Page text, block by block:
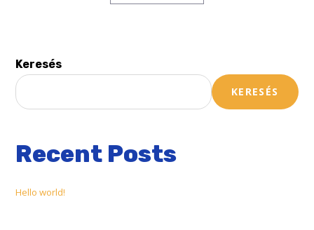
Keresés
KERESÉS
Recent Posts
Hello world!